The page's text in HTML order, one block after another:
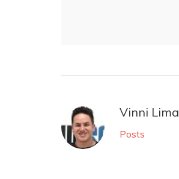
Vinni Lima
Posts